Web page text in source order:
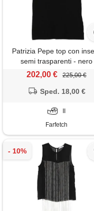
Patrizia Pepe top con
semi trasparenti - nero
202,00 € 225,00 €
Sped. 18,00 €
Farfetch